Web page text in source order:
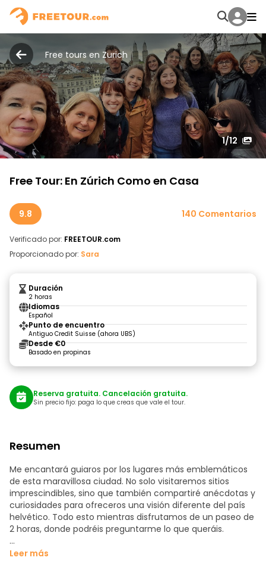
Free tours en Zurich
1/12
Free Tour: En Zúrich Como en Casa
9.8 140 Comentarios
Verificado por: FREETOUR.com
Proporcionado por: Sara
Duración
2 horas
Idiomas
Español
Punto de encuentro
Antiguo Credit Suisse (ahora UBS)
Desde €0
Basado en propinas
Reserva gratuita. Cancelación gratuita.
Sin precio fijo: paga lo que creas que vale el tour.
Resumen
Me encantará guiaros por los lugares más emblemáticos
de esta maravillosa ciudad. No solo visitaremos sitios
imprescindibles, sino que también compartiré anécdotas y
curiosidades para ofreceros una visión diferente del país
helvético. Todo esto mientras disfrutamos de un paseo de
2 horas, donde podréis preguntarme lo que queráis.
Comenzaremos en Paradeplatz, en la entrada ppal. del
Leer más